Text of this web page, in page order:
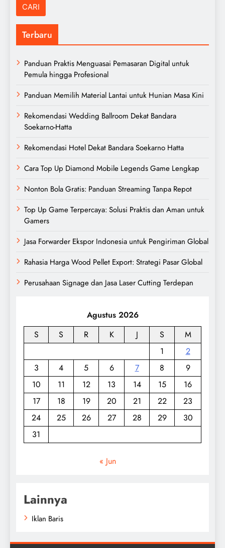
Terbaru
Panduan Praktis Menguasai Pemasaran Digital untuk
Pemula hingga Profesional
Panduan Memilih Material Lantai untuk Hunian Masa Kini
Rekomendasi Wedding Ballroom Dekat Bandara
Soekarno-Hatta
Rekomendasi Hotel Dekat Bandara Soekarno Hatta
Cara Top Up Diamond Mobile Legends Game Lengkap
Nonton Bola Gratis: Panduan Streaming Tanpa Repot
Top Up Game Terpercaya: Solusi Praktis dan Aman untuk
Gamers
Jasa Forwarder Ekspor Indonesia untuk Pengiriman Global
Rahasia Harga Wood Pellet Export: Strategi Pasar Global
Perusahaan Signage dan Jasa Laser Cutting Terdepan
Agustus 2026
S
S R K J S
M
1
2
3
4 5 6 7 8
9
10
11 12 13 14 15
16
17
18 19 20 21 22
23
24
25 26 27 28 29
30
31
« Jun
Lainnya
Iklan Baris